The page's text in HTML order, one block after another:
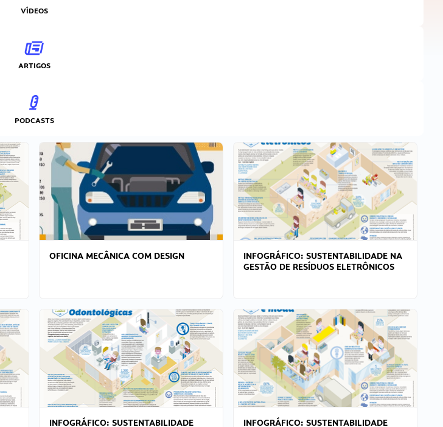
VÍDEOS
ARTIGOS
PODCASTS
OFICINA MECÂNICA COM DESIGN
INFOGRÁFICO: SUSTENTABILIDADE NA
GESTÃO DE RESÍDUOS ELETRÔNICOS
INFOGRÁFICO: SUSTENTABILIDADE
INFOGRÁFICO: SUSTENTABILIDADE